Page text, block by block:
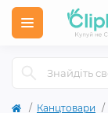
Канцтовари